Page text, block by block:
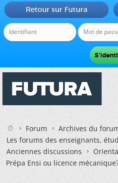
Retour sur Futura
Forum
Archives du
Les forums des enseignants,
Anciennes discussions
Prépa Ensi ou licence